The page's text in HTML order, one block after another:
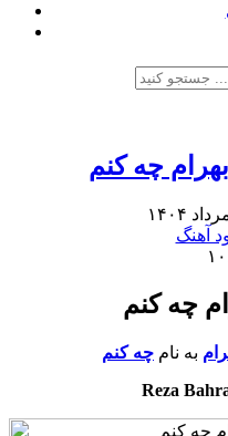
چه کنم
آهنگ
چه کنم
به نام چه کنم
Reza